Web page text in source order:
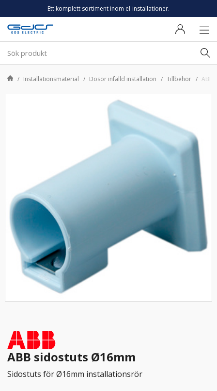
Ett komplett sortiment inom el-installationer.
Installationsmaterial Dosor infälld installation Tillbehör ABB
ABB sidostuts Ø16mm
Sidostuts för Ø16mm installationsrör